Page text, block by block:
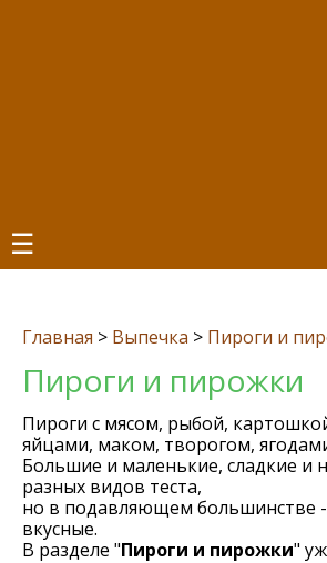
☰
Главная > Выпечка > Пироги и
Пироги и пирожки
Пироги с мясом, рыбой,
яйцами, маком, творогом,
Большие и маленькие, сладкие и
разных видов теста,
но в подавляющем большинстве
вкусные.
В разделе "Пироги и пирожки"